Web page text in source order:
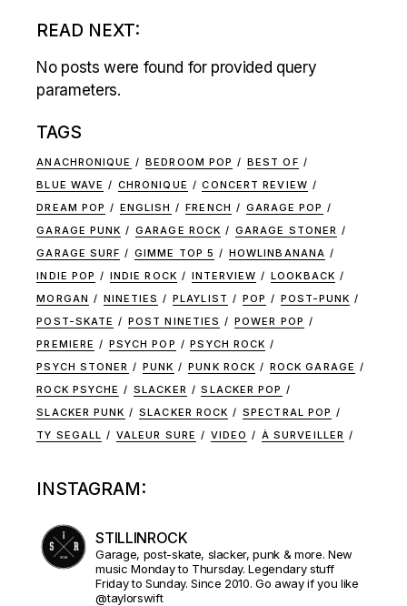
READ NEXT:
No posts were found for provided query
parameters.
TAGS
ANACHRONIQUE BEDROOM POP
BEST OF
BLUE WAVE
CHRONIQUE
CONCERT REVIEW
DREAM POP
ENGLISH FRENCH
GARAGE POP
GARAGE PUNK
GARAGE ROCK
GARAGE STONER
GARAGE SURF
GIMME TOP 5
HOWLINBANANA
INDIE POP
INDIE ROCK INTERVIEW
LOOKBACK
MORGAN
NINETIES PLAYLIST POP
POST-PUNK
POST-SKATE
POST NINETIES
POWER POP
PREMIERE
PSYCH POP
PSYCH ROCK
PSYCH STONER
PUNK PUNK ROCK
ROCK GARAGE
ROCK PSYCHE
SLACKER
SLACKER POP
SLACKER PUNK
SLACKER ROCK
SPECTRAL POP
TY SEGALL
VALEUR SURE VIDEO À SURVEILLER
INSTAGRAM:
STILLINROCK
Garage, post-skate, slacker, punk & more. New
music Monday to Thursday. Legendary stuff
Friday to Sunday. Since 2010. Go away if you like
@taylorswift